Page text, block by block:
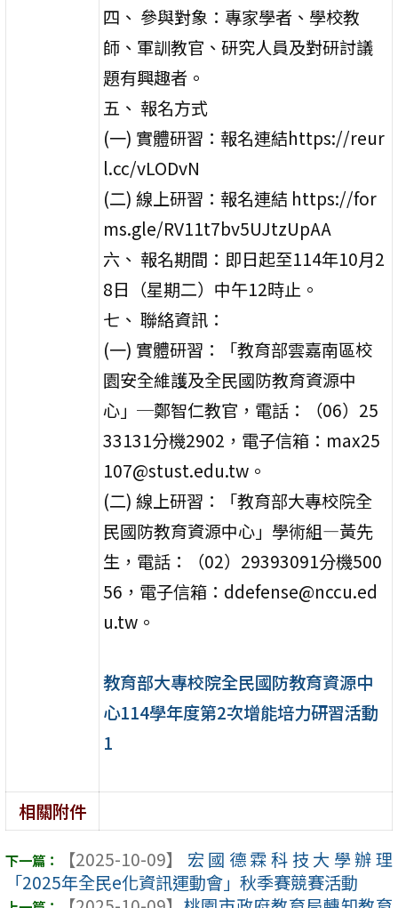
四、 參與對象：專家學者、學校教
師、軍訓教官、研究人員及對研討議
題有興趣者。
五、 報名方式
(一) 實體研習：報名連結https://reur
l.cc/vLODvN
(二) 線上研習：報名連結 https://for
ms.gle/RV11t7bv5UJtzUpAA
六、 報名期間：即日起至114年10月2
8日（星期二）中午12時止。
七、 聯絡資訊：
(一) 實體研習：「教育部雲嘉南區校
園安全維護及全民國防教育資源中
心」─鄭智仁教官，電話：（06）25
33131分機2902，電子信箱：max25
107@stust.edu.tw。
(二) 線上研習：「教育部大專校院全
民國防教育資源中心」學術組―黃先
生，電話：（02）29393091分機500
56，電子信箱：ddefense@nccu.ed
u.tw。
教育部大專校院全民國防教育資源中
心114學年度第2次增能培力研習活動
1
相關附件
【2025-10-09】
宏國德霖科技大學辦理
「2025年全民e化資訊運動會」秋季賽競賽活動